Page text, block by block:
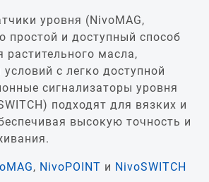
уровня (NivoMAG,
простой и доступный способ
растительного масла,
с легко доступной
сигнализаторы уровня
подходят для вязких и
высокую точность и
, NivoPOINT и NivoSWITCH